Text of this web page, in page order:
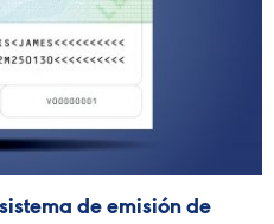
de emisión de